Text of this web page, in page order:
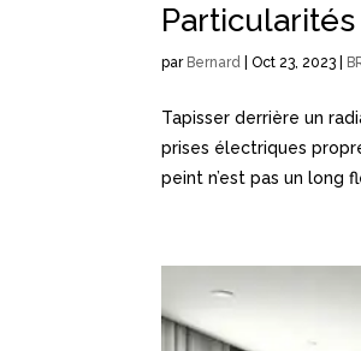
par Bernard |Oct 23, 2023
Tapisser derrière un
prises électriques
peint n’est pas un long